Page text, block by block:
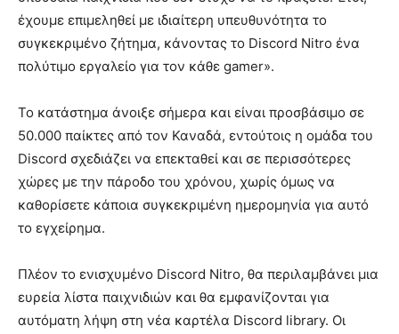
έχουμε επιμεληθεί με ιδιαίτερη υπευθυνότητα το
συγκεκριμένο ζήτημα, κάνοντας το Discord Nitro ένα
πολύτιμο εργαλείο για τον κάθε gamer».
Το κατάστημα άνοιξε σήμερα και είναι προσβάσιμο σε
50.000 παίκτες από τον Καναδά, εντούτοις η ομάδα του
Discord σχεδιάζει να επεκταθεί και σε περισσότερες
χώρες με την πάροδο του χρόνου, χωρίς όμως να
καθορίσετε κάποια συγκεκριμένη ημερομηνία για αυτό
το εγχείρημα.
Πλέον το ενισχυμένο Discord Nitro, θα περιλαμβάνει μια
ευρεία λίστα παιχνιδιών και θα εμφανίζονται για
αυτόματη λήψη στη νέα καρτέλα Discord library. Οι